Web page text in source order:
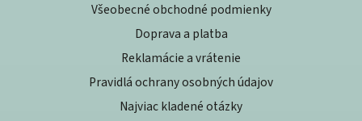
Všeobecné obchodné podmienky
Doprava a platba
Reklamácie a vrátenie
Pravidlá ochrany osobných údajov
Najviac kladené otázky